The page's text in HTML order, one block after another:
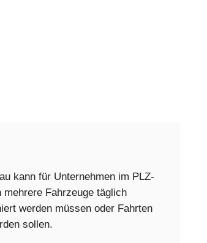
kann für Unternehmen im PLZ-
Fahrzeuge täglich
werden müssen oder Fahrten
sollen.